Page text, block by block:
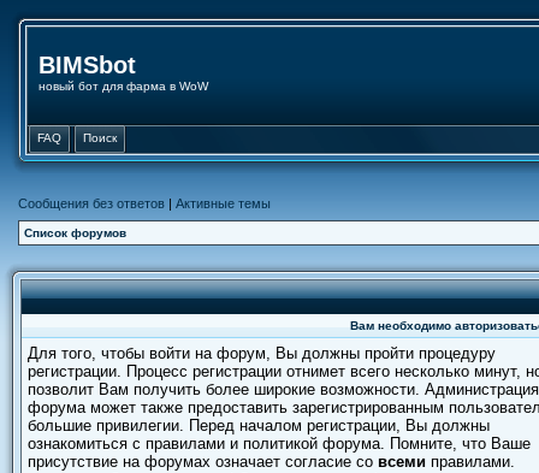
BIMSbot
новый бот для фарма в WoW
FAQ Поиск
Сообщения без ответов | Активные темы
Список форумов
Вам необходимо
Для того, чтобы войти на форум, Вы должны пройти процедуру
регистрации. Процесс регистрации отнимет всего несколько минут,
позволит Вам получить более широкие возможности. Администрация
форума может также предоставить зарегистрированным
большие привилегии. Перед началом регистрации, Вы должны
ознакомиться с правилами и политикой форума. Помните, что Ваше
присутствие на форумах означает согласие со всеми правилами.